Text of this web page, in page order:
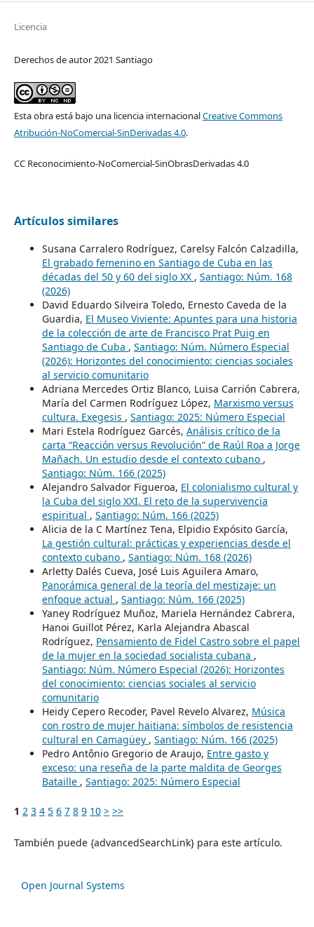
Licencia
Derechos de autor 2021 Santiago
Esta obra está bajo una licencia internacionalCreative Commons
Atribución-NoComercial-SinDerivadas 4.0.
CC Reconocimiento-NoComercial-SinObrasDerivadas 4.0
Artículos similares
Susana Carralero Rodríguez, Carelsy Falcón Calzadilla,
El grabado femenino en Santiago de Cuba en las
décadas del 50 y 60 del siglo XX , Santiago: Núm. 168
(2026)
David Eduardo Silveira Toledo, Ernesto Caveda de la
Guardia, El Museo Viviente: Apuntes para una historia
de la colección de arte de Francisco Prat Puig en
Santiago de Cuba , Santiago: Núm. Número Especial
(2026): Horizontes del conocimiento: ciencias sociales
al servicio comunitario
Adriana Mercedes Ortiz Blanco, Luisa Carrión Cabrera,
María del Carmen Rodríguez López, Marxismo versus
cultura. Exegesis , Santiago: 2025: Número Especial
Mari Estela Rodríguez Garcés, Análisis crítico de la
carta “Reacción versus Revolución” de Raúl Roa a Jorge
Mañach. Un estudio desde el contexto cubano ,
Santiago: Núm. 166 (2025)
Alejandro Salvador Figueroa, El colonialismo cultural y
la Cuba del siglo XXI. El reto de la supervivencia
espiritual , Santiago: Núm. 166 (2025)
Alicia de la C Martínez Tena, Elpidio Expósito García,
La gestión cultural: prácticas y experiencias desde el
contexto cubano , Santiago: Núm. 168 (2026)
Arletty Dalés Cueva, José Luis Aguilera Amaro,
Panorámica general de la teoría del mestizaje: un
enfoque actual , Santiago: Núm. 166 (2025)
Yaney Rodríguez Muñoz, Mariela Hernández Cabrera,
Hanoi Guillot Pérez, Karla Alejandra Abascal
Rodríguez, Pensamiento de Fidel Castro sobre el papel
de la mujer en la sociedad socialista cubana ,
Santiago: Núm. Número Especial (2026): Horizontes
del conocimiento: ciencias sociales al servicio
comunitario
Heidy Cepero Recoder, Pavel Revelo Alvarez, Música
con rostro de mujer haitiana: símbolos de resistencia
cultural en Camagüey , Santiago: Núm. 166 (2025)
Pedro Antônio Gregorio de Araujo, Entre gasto y
exceso: una reseña de la parte maldita de Georges
Bataille , Santiago: 2025: Número Especial
1 2 3 4 5 6 7 8 9 10 > >>
También puede {advancedSearchLink} para este artículo.
Open Journal Systems